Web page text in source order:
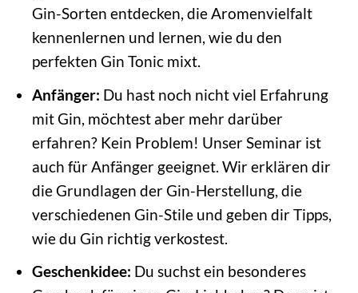
Gin-Sorten entdecken, die Aromenvielfalt
kennenlernen und lernen, wie du den
perfekten Gin Tonic mixt.
Anfänger: Du hast noch nicht viel Erfahrung
mit Gin, möchtest aber mehr darüber
erfahren? Kein Problem! Unser Seminar ist
auch für Anfänger geeignet. Wir erklären dir
die Grundlagen der Gin-Herstellung, die
verschiedenen Gin-Stile und geben dir Tipps,
wie du Gin richtig verkostest.
Geschenkidee: Du suchst ein besonderes